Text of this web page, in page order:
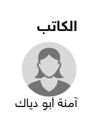
الكاتب
آمنة أبو دياك